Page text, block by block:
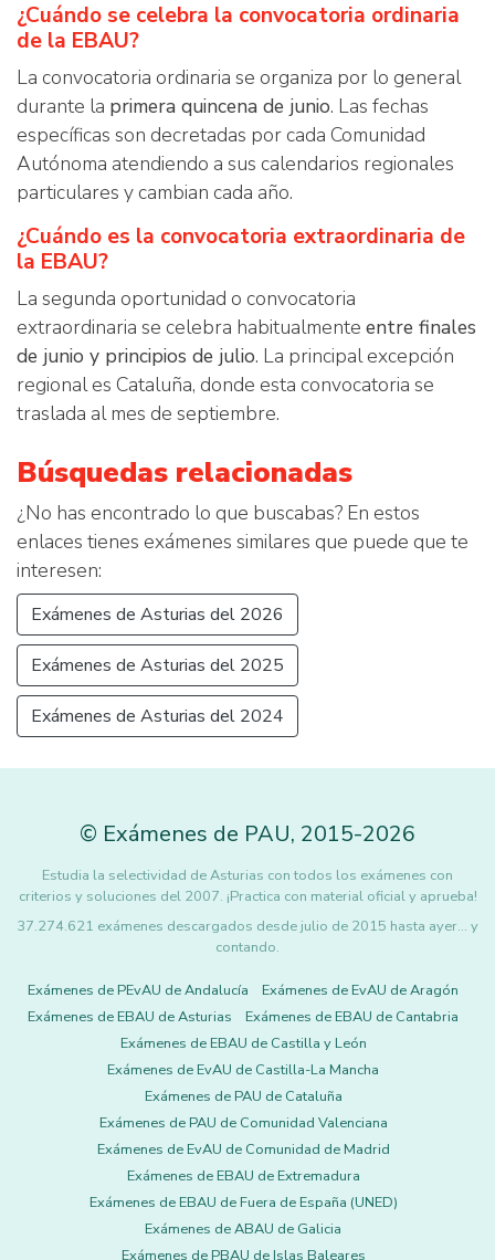
¿Cuándo se celebra la convocatoria ordinaria
de la EBAU?
La convocatoria ordinaria se organiza por lo general
durante la primera quincena de junio. Las fechas
específicas son decretadas por cada Comunidad
Autónoma atendiendo a sus calendarios regionales
particulares y cambian cada año.
¿Cuándo es la convocatoria extraordinaria de
la EBAU?
La segunda oportunidad o convocatoria
extraordinaria se celebra habitualmente entre finales
de junio y principios de julio. La principal excepción
regional es Cataluña, donde esta convocatoria se
traslada al mes de septiembre.
Búsquedas relacionadas
¿No has encontrado lo que buscabas? En estos
enlaces tienes exámenes similares que puede que te
interesen:
Exámenes de Asturias del 2026
Exámenes de Asturias del 2025
Exámenes de Asturias del 2024
© Exámenes de PAU, 2015-2026
Estudia la selectividad de Asturias con todos los exámenes con
criterios y soluciones del 2007. ¡Practica con material oficial y aprueba!
37.274.621 exámenes descargados desde julio de 2015 hasta ayer... y
contando.
Exámenes de PEvAU de Andalucía
Exámenes de EvAU de Aragón
Exámenes de EBAU de Asturias
Exámenes de EBAU de Cantabria
Exámenes de EBAU de Castilla y León
Exámenes de EvAU de Castilla-La Mancha
Exámenes de PAU de Cataluña
Exámenes de PAU de Comunidad Valenciana
Exámenes de EvAU de Comunidad de Madrid
Exámenes de EBAU de Extremadura
Exámenes de EBAU de Fuera de España (UNED)
Exámenes de ABAU de Galicia
Exámenes de PBAU de Islas Baleares